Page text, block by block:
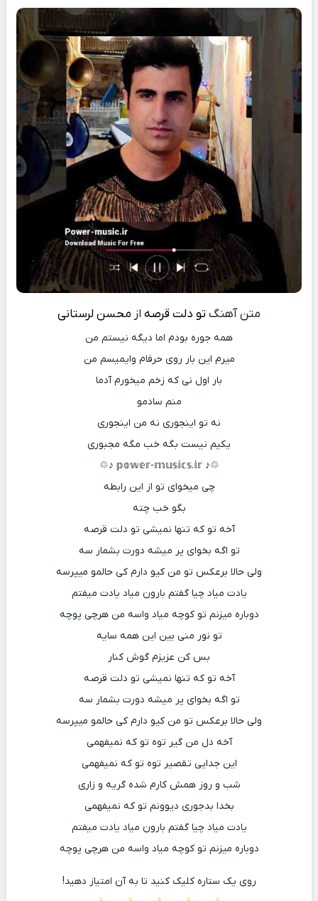
متن آهنگ تو دلت قرصه از محسن لرستانی
ﻫﻤﻪ ﺟﻮره ﺑﻮدم اﻣﺎ دﻳﮕﻪ ﻧﻴﺴﺘﻢ ﻣﻦ
ﻣﻴﺮم اﻳﻦ ﺑﺎر روی ﺣﺮﻓﺎم واﻳﻤﻴﺴﻢ ﻣﻦ
ﺑﺎر اول ﻧﻰ ﻛﻪ زﺧﻢ ﻣﻴﺨﻮرم آدﻣﺎ
ﻣﻨﻢ ﺳﺎدﻣﻮ
ﻧﻪ ﺗﻮ اﻳﻨﺠﻮری ﻧﻪ ﻣﻦ اﻳﻨﺠﻮری
ﻳﻜﻴﻢ ﻧﻴﺴﺖ ﺑﮕﻪ ﺧﺐ ﻣﮕﻪ ﻣﺠﺒﻮری
♲︎︎︎♪ 𝕡𝕠𝕨𝕖𝕣-𝕞𝕦𝕤𝕚𝕔𝕤.𝕚𝕣 ♪♲︎︎︎
ﭼﻰ ﻣﻴﺨﻮای ﺗﻮ از اﻳﻦ راﺑﻄﻪ
ﺑﮕﻮ ﺧﺐ ﭼﺘﻪ
آﺧﻪ ﺗﻮ ﻛﻪ ﺗﻨﻬﺎ ﻧﻤﻴﺸﻰ ﺗﻮ دﻟﺖ ﻗﺮﺻﻪ
ﺗﻮ اﮔﻪ ﺑﺨﻮای ﭘﺮ ﻣﻴﺸﻪ دورت ﺑﺸﻤﺎر ﺳﻪ
وﻟﻰ ﺣﺎﻟﺎ ﺑﺮﻋﻜﺲ ﺗﻮ ﻣﻦ ﻛﻴﻮ دارم ﻛﻰ ﺣﺎﻟﻤﻮ ﻣﻴﭙﺮﺳﻪ
ﻳﺎدت ﻣﻴﺎد ﭼﻴﺎ ﮔﻔﺘﻢ ﺑﺎرون ﻣﻴﺎد ﻳﺎدت ﻣﻴﻔﺘﻢ
دوﺑﺎره ﻣﻴﺰﻧﻢ ﺗﻮ ﻛﻮﭼﻪ ﻣﻴﺎد واﺳﻪ ﻣﻦ ﻫﺮﭼﻰ ﭘﻮﭼﻪ
ﺗﻮ ﻧﻮر ﻣﻨﻰ ﺑﻴﻦ اﻳﻦ ﻫﻤﻪ ﺳﺎﻳﻪ
ﺑﺲ ﻛﻦ ﻋﺰﻳﺰم ﮔﻮش ﻛﻨﺎر
آﺧﻪ ﺗﻮ ﻛﻪ ﺗﻨﻬﺎ ﻧﻤﻴﺸﻰ ﺗﻮ دﻟﺖ ﻗﺮﺻﻪ
ﺗﻮ اﮔﻪ ﺑﺨﻮای ﭘﺮ ﻣﻴﺸﻪ دورت ﺑﺸﻤﺎر ﺳﻪ
وﻟﻰ ﺣﺎﻟﺎ ﺑﺮﻋﻜﺲ ﺗﻮ ﻣﻦ ﻛﻴﻮ دارم ﻛﻰ ﺣﺎﻟﻤﻮ ﻣﻴﭙﺮﺳﻪ
آﺧﻪ دل ﻣﻦ ﮔﻴﺮ ﺗﻮه ﺗﻮ ﻛﻪ ﻧﻤﻴﻔﻬﻤﻰ
اﻳﻦ ﺟﺪاﻳﻰ ﺗﻘﺼﻴﺮ ﺗﻮه ﺗﻮ ﻛﻪ ﻧﻤﻴﻔﻬﻤﻰ
ﺷﺐ و روز ﻫﻤﺶ ﻛﺎرم ﺷﺪه ﮔﺮﻳﻪ و زاری
ﺑﺨﺪا ﺑﺪﺟﻮری دﻳﻮوﻧﻢ ﺗﻮ ﻛﻪ ﻧﻤﻴﻔﻬﻤﻰ
ﻳﺎدت ﻣﻴﺎد ﭼﻴﺎ ﮔﻔﺘﻢ ﺑﺎرون ﻣﻴﺎد ﻳﺎدت ﻣﻴﻔﺘﻢ
دوﺑﺎره ﻣﻴﺰﻧﻢ ﺗﻮ ﻛﻮﭼﻪ ﻣﻴﺎد واﺳﻪ ﻣﻦ ﻫﺮﭼﻰ ﭘﻮﭼﻪ
روی یک ستاره کلیک کنید تا به آن امتیاز دهید!